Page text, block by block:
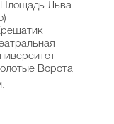
(Площадь Льва
Ворота